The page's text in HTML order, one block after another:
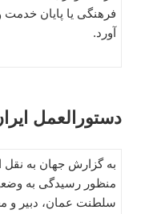
فرهنگی یا پایان
آورد.
دستورالعمل
به گزارش جهان به نقل
منظور رسیدگی به
سلطنت عمان، دبیر و